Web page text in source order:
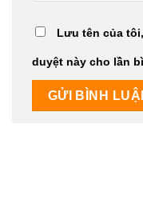
Lưu tên của
duyệt này cho lần